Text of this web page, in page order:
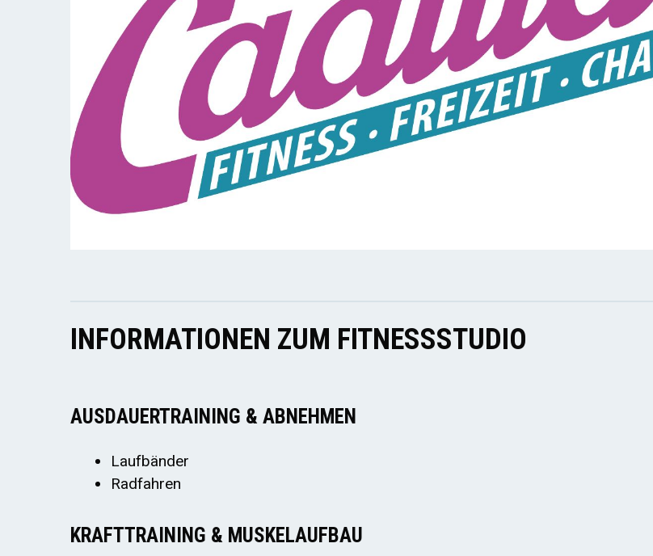
INFORMATIONEN ZUM FITNESSSTUDIO
AUSDAUERTRAINING & ABNEHMEN
Laufbänder
Radfahren
KRAFTTRAINING & MUSKELAUFBAU